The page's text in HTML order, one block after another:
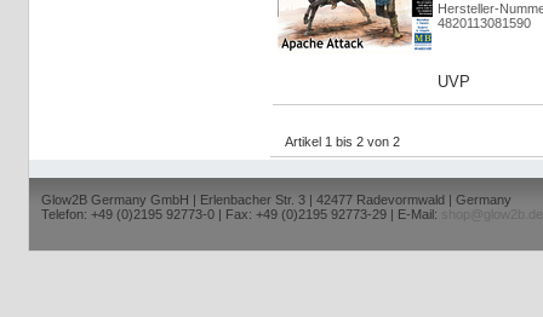
Hersteller-
4820113081590
UVP
Artikel 1 bis 2 von 2
Glow2B Germany GmbH | Erlenbacher Str. 3 | 42477 Radevormwald | Germany
Telefon: +49 (0)2195 92773-0 | Fax: +49 (0)2195 92773-29 | E-Mail:
shop@glow2b.de